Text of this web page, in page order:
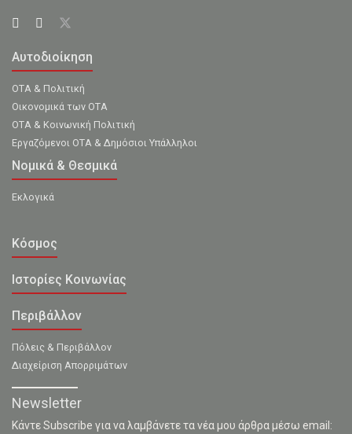
Αυτοδιοίκηση
ΟΤΑ & Πολιτική
Οικονομικά των ΟΤΑ
ΟΤΑ & Κοινωνική Πολιτική
Εργαζόμενοι ΟΤΑ & Δημόσιοι Υπάλληλοι
Νομικά & Θεσμικά
Εκλογικά
Κόσμος
Ιστορίες Κοινωνίας
Περιβάλλον
Πόλεις & Περιβάλλον
Διαχείριση Απορριμάτων
Newsletter
Κάντε Subscribe για να λαμβάνετε τα νέα μου άρθρα μέσω email: